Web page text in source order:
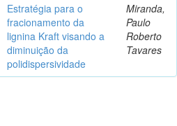
Estratégia para o
fracionamento da
lignina Kraft visando a
diminuição da
polidispersividade
Miranda,
Paulo
Roberto
Tavares